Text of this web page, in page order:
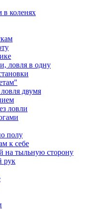
коленях
ловля в одну
двумя
ловли
полу
к себе
на тыльную сторону
рук